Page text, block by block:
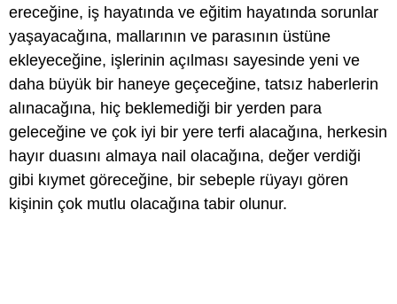
ereceğine, iş hayatında ve eğitim hayatında sorunlar
yaşayacağına, mallarının ve parasının üstüne
ekleyeceğine, işlerinin açılması sayesinde yeni ve
daha büyük bir haneye geçeceğine, tatsız haberlerin
alınacağına, hiç beklemediği bir yerden para
geleceğine ve çok iyi bir yere terfi alacağına, herkesin
hayır duasını almaya nail olacağına, değer verdiği
gibi kıymet göreceğine, bir sebeple rüyayı gören
kişinin çok mutlu olacağına tabir olunur.